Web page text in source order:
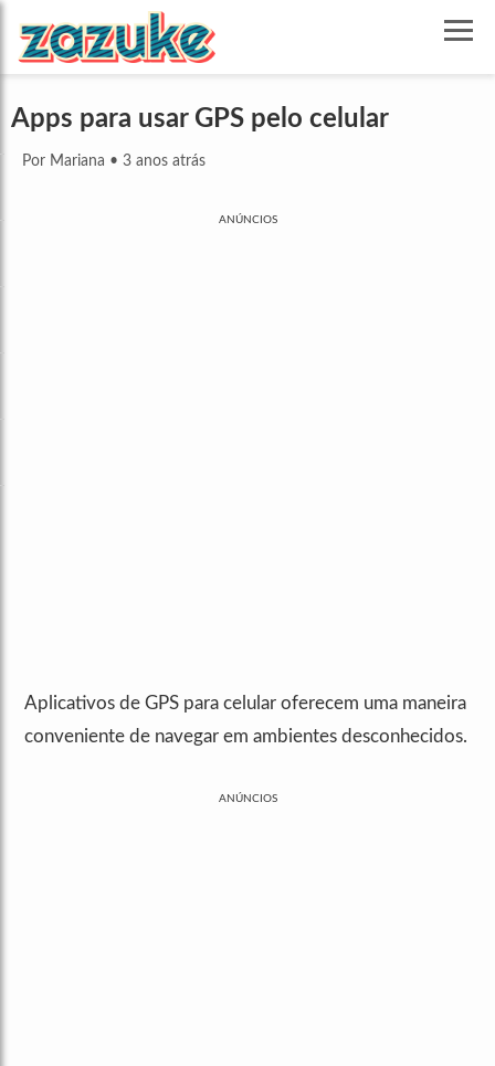
Apps para usar GPS pelo celular
Por Mariana • 3 anos atrás
ANÚNCIOS
Aplicativos de GPS para celular oferecem uma maneira
conveniente de navegar em ambientes desconhecidos.
ANÚNCIOS